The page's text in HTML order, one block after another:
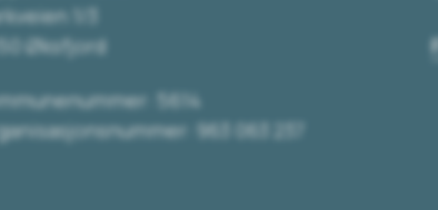
1/3
Øksfjord
5614
963 063 237